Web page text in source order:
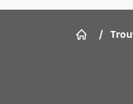
/